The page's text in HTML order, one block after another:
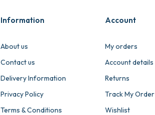
Information
About us
Contact us
Delivery Information
Privacy Policy
Terms & Conditions
Account
My orders
Account details
Returns
Track My Order
Wishlist